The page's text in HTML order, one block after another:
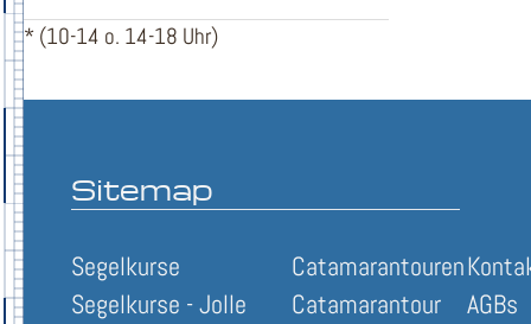
* (10-14 o. 14-18 Uhr)
Sitemap
Segelkurse
Segelkurse - Jolle
Catamarantouren
Catamarantour
AGBs